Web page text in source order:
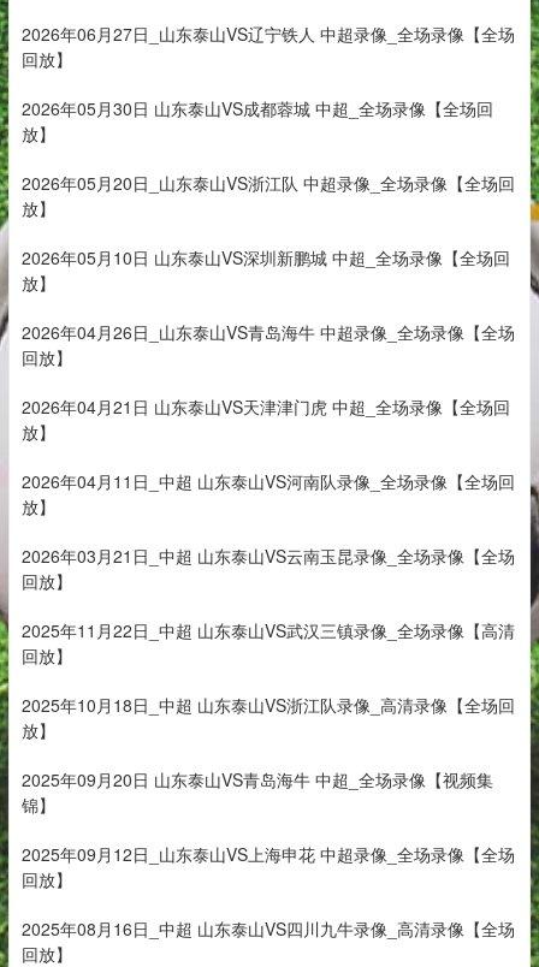
2026年06月27日_山东泰山VS辽宁铁人 中超录像_全场录像【全场
回放】
2026年05月30日 山东泰山VS成都蓉城 中超_全场录像【全场回
放】
2026年05月20日_山东泰山VS浙江队 中超录像_全场录像【全场回
放】
2026年05月10日 山东泰山VS深圳新鹏城 中超_全场录像【全场回
放】
2026年04月26日_山东泰山VS青岛海牛 中超录像_全场录像【全场
回放】
2026年04月21日 山东泰山VS天津津门虎 中超_全场录像【全场回
放】
2026年04月11日_中超 山东泰山VS河南队录像_全场录像【全场回
放】
2026年03月21日_中超 山东泰山VS云南玉昆录像_全场录像【全场
回放】
2025年11月22日_中超 山东泰山VS武汉三镇录像_全场录像【高清
回放】
2025年10月18日_中超 山东泰山VS浙江队录像_高清录像【全场回
放】
2025年09月20日 山东泰山VS青岛海牛 中超_全场录像【视频集
锦】
2025年09月12日_山东泰山VS上海申花 中超录像_全场录像【全场
回放】
2025年08月16日_中超 山东泰山VS四川九牛录像_高清录像【全场
回放】